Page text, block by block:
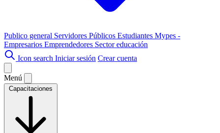
Publico general Servidores Públicos Estudiantes Mypes -
Empresarios Emprendedores Sector educación
Icon search Iniciar sesión Crear cuenta
Menú
Capacitaciones